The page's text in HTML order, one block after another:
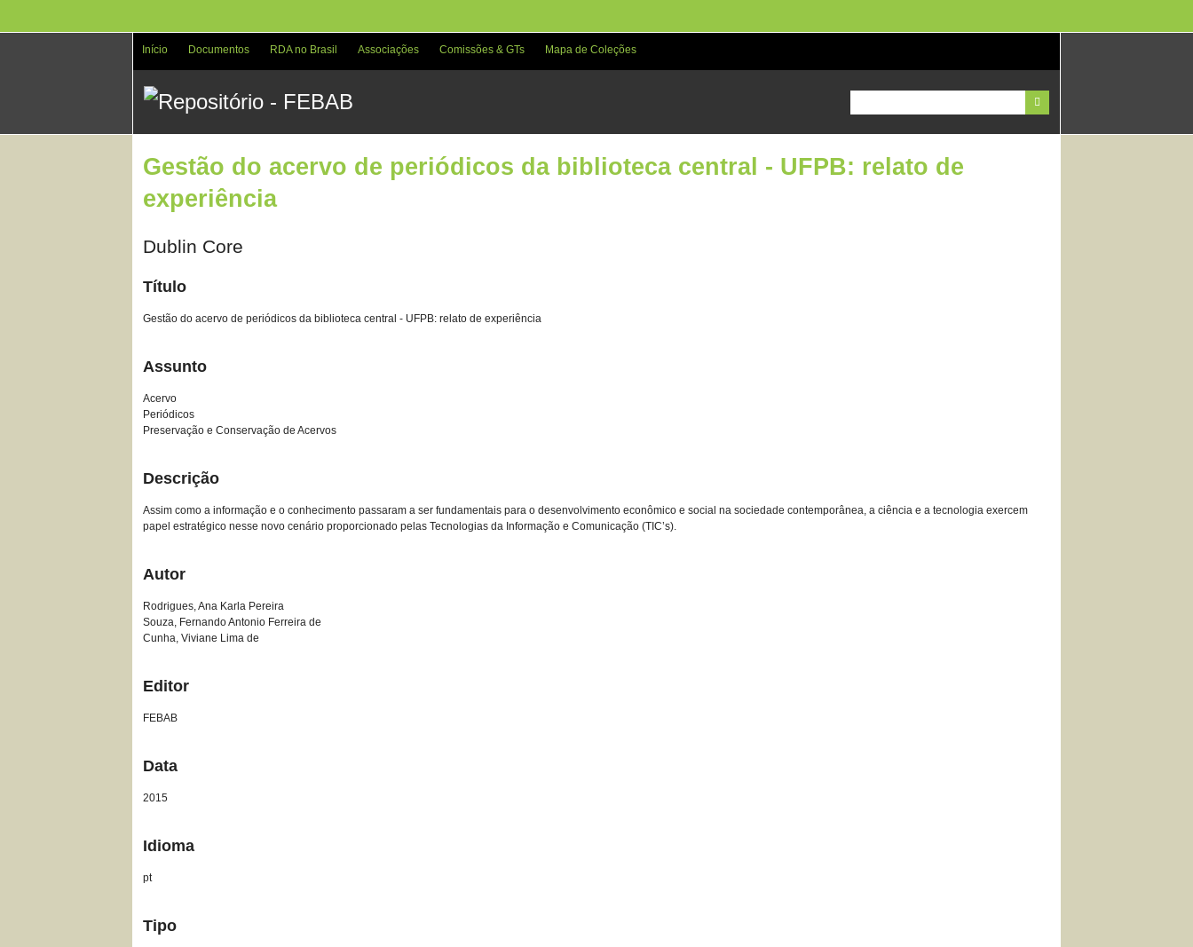
Início Documentos RDA no Brasil Associações Comissões & GTs Mapa de Coleções
Gestão do acervo de periódicos da biblioteca central - UFPB: relato de
experiência
Dublin Core
Título
Gestão do acervo de periódicos da biblioteca central - UFPB: relato de experiência
Assunto
Acervo
Periódicos
Preservação e Conservação de Acervos
Descrição
Assim como a informação e o conhecimento passaram a ser fundamentais para o desenvolvimento econômico e social na sociedade contemporânea, a ciência e a tecnologia exercem
papel estratégico nesse novo cenário proporcionado pelas Tecnologias da Informação e Comunicação (TIC’s).
Autor
Rodrigues, Ana Karla Pereira
Souza, Fernando Antonio Ferreira de
Cunha, Viviane Lima de
Editor
FEBAB
Data
2015
Idioma
pt
Tipo